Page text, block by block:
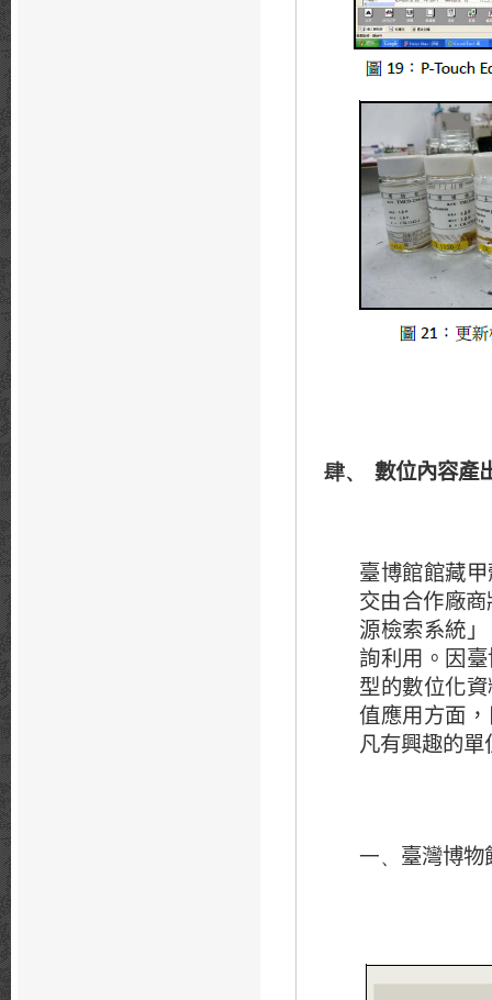
肆、 數位內容產
臺博館館藏
交由合作廠
源檢索系統
詢利用。因
型的數位化
值應用方面
凡有興趣的
一、 臺灣博